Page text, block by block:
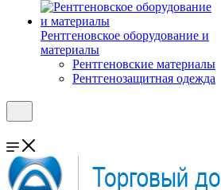
Рентгеновское оборудование и
материалы
Рентгеновские материалы
Рентгенозащитная одежда